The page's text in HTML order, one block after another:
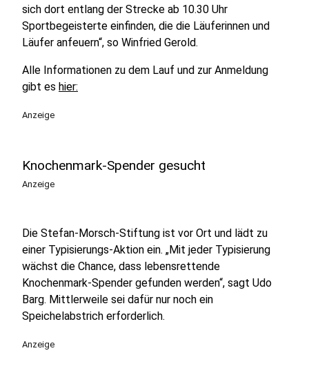
sich dort entlang der Strecke ab 10.30 Uhr
Sportbegeisterte einfinden, die die Läuferinnen und
Läufer anfeuern“, so Winfried Gerold.
Alle Informationen zu dem Lauf und zur Anmeldung
gibt es hier:
Anzeige
Knochenmark-Spender gesucht
Anzeige
Die Stefan-Morsch-Stiftung ist vor Ort und lädt zu
einer Typisierungs-Aktion ein. „Mit jeder Typisierung
wächst die Chance, dass lebensrettende
Knochenmark-Spender gefunden werden“, sagt Udo
Barg. Mittlerweile sei dafür nur noch ein
Speichelabstrich erforderlich.
Anzeige